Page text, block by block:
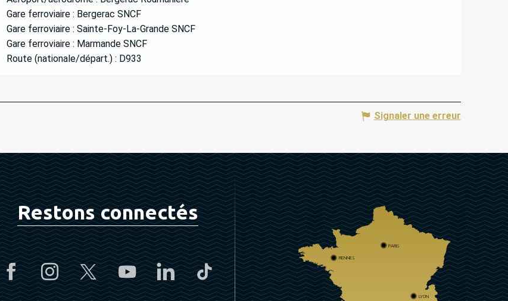
Gare ferroviaire : Bergerac SNCF
Gare ferroviaire : Sainte-Foy-La-Grande SNCF
Gare ferroviaire : Marmande SNCF
Route (nationale/départ.) : D933
Signaler une erreur
Restons connectés
PARIS
RENNES
LYON